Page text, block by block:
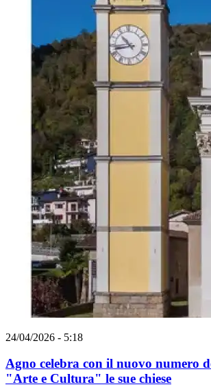
24/04/2026 - 5:18
Agno celebra con il nuovo numero
"Arte e Cultura" le sue chiese